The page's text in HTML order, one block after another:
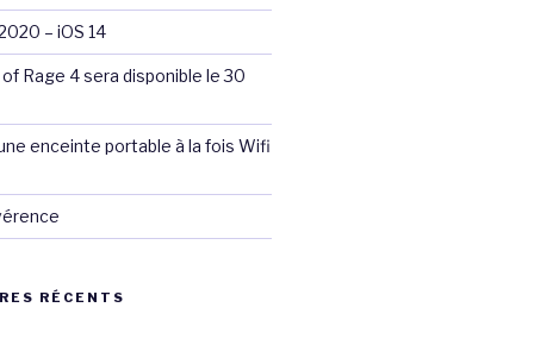
– iOS 14
Rage 4 sera disponible le 30
enceinte portable à la fois Wifi
RÉCENTS